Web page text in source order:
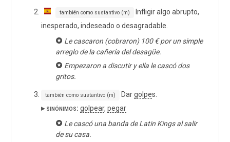
también como sustantivo (m)
Infligir algo abrupto,
inesperado, indeseado o desagradable.
Le cascaron (cobraron) 100 € por un simple
arreglo de la cañería del desagüe.
Empezaron a discutir y ella le cascó dos
gritos.
también como sustantivo (m) Dargolpes.
▸ sinónimos: golpear, pegar
Le cascó una banda de Latin Kings al salir
de su casa.